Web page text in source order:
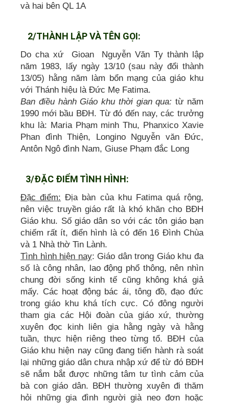
và hai bên QL 1A
2/THÀNH LẬP VÀ TÊN GỌI:
Do cha xứ Gioan Nguyễn Văn Ty thành lập
năm 1983, lấy ngày 13/10 (sau này đổi thành
13/05) hằng năm làm bổn mạng của giáo khu
với Thánh hiệu là Đức Mẹ Fatima.
Ban điều hành Giáo khu thời gian qua:từ năm
1990 mới bầu BĐH. Từ đó đến nay, các trưởng
khu là: Maria Phạm minh Thu, Phanxico Xavie
Phan đình Thiện, Longino Nguyễn văn Đức,
Antôn Ngô đình Nam, Giuse Phạm đắc Long
3/ĐẶC ĐIỂM TÌNH HÌNH:
Đặc điểm: Địa bàn của khu Fatima quá rộng,
nên việc truyền giáo rất là khó khăn cho BĐH
Giáo khu. Số giáo dân so với các tôn giáo bạn
chiếm rất ít, điển hình là có đến 16 Đình Chùa
và 1 Nhà thờ Tin Lành.
Tình hình hiện nay: Giáo dân trong Giáo khu đa
số là công nhân, lao động phổ thông, nên nhìn
chung đời sống kinh tế cũng không khá giả
mấy. Các hoạt động bác ái, tông đồ, đạo đức
trong giáo khu khá tích cực. Có đông người
tham gia các Hội đoàn của giáo xứ, thường
xuyên đọc kinh liên gia hằng ngày và hằng
tuần, thực hiện riêng theo từng tổ. BĐH của
Giáo khu hiện nay cũng đang tiến hành rà soát
lại những giáo dân chưa nhập xứ để từ đó BĐH
sẽ nắm bắt được những tâm tư tình cảm của
bà con giáo dân. BĐH thường xuyên đi thăm
hỏi những gia đình người già neo đơn hoặc